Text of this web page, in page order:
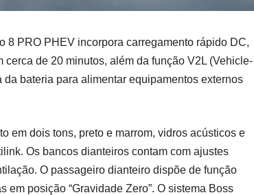
8 PRO PHEV incorpora carregamento rápido DC,
de 20 minutos, além da função V2L (Vehicle-
bateria para alimentar equipamentos externos
em dois tons, preto e marrom, vidros acústicos e
Os bancos dianteiros contam com ajustes
O passageiro dianteiro dispõe de função
em posição “Gravidade Zero”. O sistema Boss